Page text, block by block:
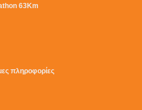
63Km
πληροφορίες